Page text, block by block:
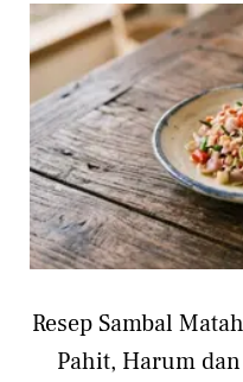
Resep Sambal
Pahit, Harum